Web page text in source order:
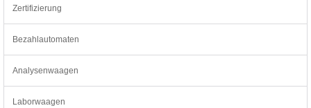
Zertifizierung
Bezahlautomaten
Analysenwaagen
Laborwaagen